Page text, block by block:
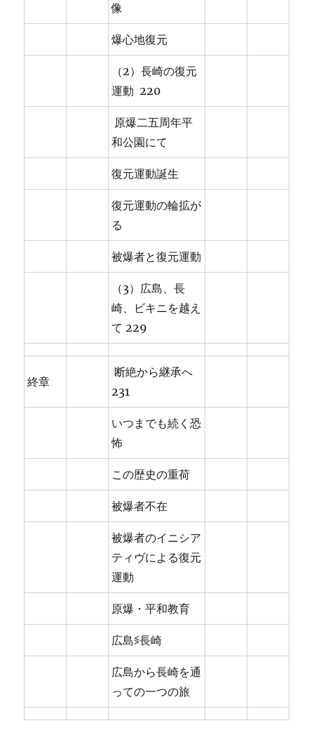
像
爆心地復元
（2）長崎の復元
運動 220
原爆二五周年平
和公園にて
復元運動誕生
復元運動の輪拡が
る
被爆者と復元運動
（3）広島、長
崎、ビキニを越え
て 229
終章
断絶から継承へ
231
いつまでも続く恐
怖
この歴史の重荷
被爆者不在
被爆者のイニシア
ティヴによる復元
運動
原爆・平和教育
広島≶長崎
広島から長崎を通
っての一つの旅